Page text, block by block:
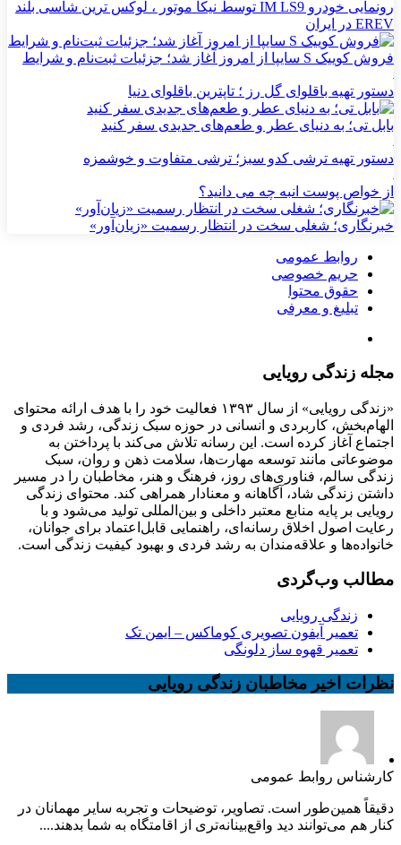
رونمایی خودرو IM LS9 توسط نیکا موتور ، لوکس ترین شاسی بلند
EREV در ایران
فروش کوییک S سایپا از امروز آغاز شد؛ جزئیات ثبت‌نام و شرایط
دستور تهیه باقلوای گل رز ؛ تاپترین باقلوای دنیا
بابل تی؛ به دنیای عطر و طعم‌های جدیدی سفر کنید
دستور تهیه ترشی کدو سبز؛ ترشی متفاوت و خوشمزه
از خواص پوست انبه چه می دانید؟
خبرنگاری؛ شغلی سخت در انتظار رسمیت «زیان‌آور»
روابط عمومی
حریم خصوصی
حقوق محتوا
تبلیغ و معرفی
مجله زندگی رویایی
«زندگی رویایی» از سال ۱۳۹۳ فعالیت خود را با هدف ارائه محتوای
الهام‌بخش، کاربردی و انسانی در حوزه سبک زندگی، رشد فردی و
اجتماع آغاز کرده است. این رسانه تلاش می‌کند با پرداختن به
موضوعاتی مانند توسعه مهارت‌ها، سلامت ذهن و روان، سبک
زندگی سالم، فناوری‌های روز، فرهنگ و هنر، مخاطبان را در مسیر
داشتن زندگی شاد، آگاهانه و معنادار همراهی کند. محتوای زندگی
رویایی بر پایه منابع معتبر داخلی و بین‌المللی تولید می‌شود و با
رعایت اصول اخلاق رسانه‌ای، راهنمایی قابل‌اعتماد برای جوانان،
خانواده‌ها و علاقه‌مندان به رشد فردی و بهبود کیفیت زندگی است.
مطالب وب‌گردی
زندگی رویایی
تعمیر آیفون تصویری کوماکس – ایمن تک
تعمیر قهوه ساز دلونگی
نظرات اخیر مخاطبان زندگی رویایی
کارشناس روابط عمومی
دقیقاً همین‌طور است. تصاویر، توضیحات و تجربه سایر مهمانان در
کنار هم می‌توانند دید واقع‌بینانه‌تری از اقامتگاه به شما بدهند....